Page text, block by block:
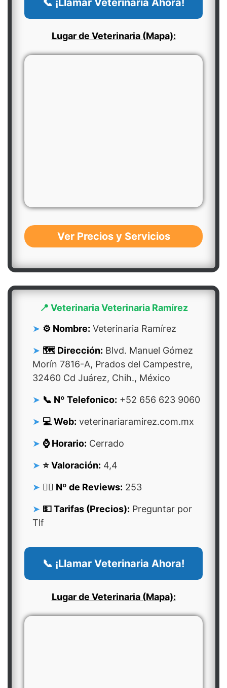
📞 ¡Llamar Veterinaria Ahora!
Lugar de Veterinaria (Mapa):
Ver Precios y Servicios
📍 Veterinaria Veterinaria Ramírez
⚙️ Nombre: Veterinaria Ramírez
🗺️ Dirección: Blvd. Manuel Gómez
Morín 7816-A, Prados del Campestre,
32460 Cd Juárez, Chih., México
📞 Nº Telefonico: +52 656 623 9060
💻 Web: veterinariaramirez.com.mx
⌚ Horario: Cerrado
⭐ Valoración: 4,4
👍🏻 Nº de Reviews: 253
💵 Tarifas (Precios): Preguntar por
Tlf
📞 ¡Llamar Veterinaria Ahora!
Lugar de Veterinaria (Mapa):